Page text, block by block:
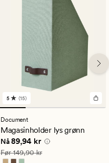
15
anmeldelser
med
en
gjennomsnittlig
vurdering
på
5
5 (15)
Document
Magasinholder lys grønn
Nåværende pris
Nå89,94 kr
Vanlig pris 149,90 kr
Før149,90 kr